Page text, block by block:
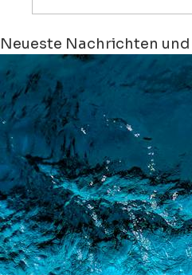
+
−
Neueste Nachrichten und